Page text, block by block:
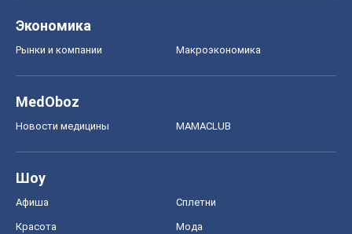
Экономика
Рынки и компании Mакроэкономика
MedOboz
Новости медицины MAMACLUB
Шоу
Афиша Сплетни
Красота Мода